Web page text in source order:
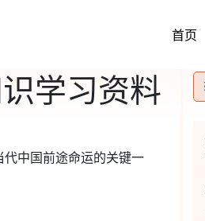
首页
学习资料
中国前途命运的关键一